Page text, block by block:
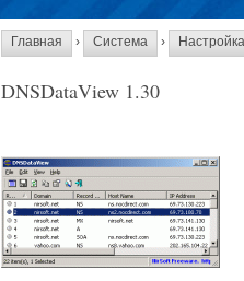
Главная › Система › Настройка
DNSDataView 1.30